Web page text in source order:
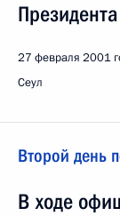
27 февраля 2001
Сеул
Второй день
В ходе